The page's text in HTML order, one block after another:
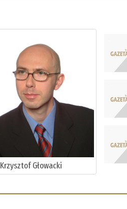
Krzysztof Głowacki